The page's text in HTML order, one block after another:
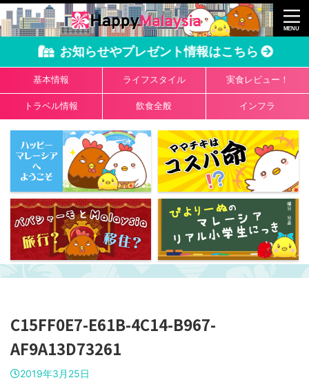
お知らせやプレゼント情報はこちら
基本情報 ライフスタイル 実食レビュー！
トラベル情報 飲食全般 インフラ
C15FF0E7-E61B-4C14-B967-
AF9A13D73261
2019年3月25日